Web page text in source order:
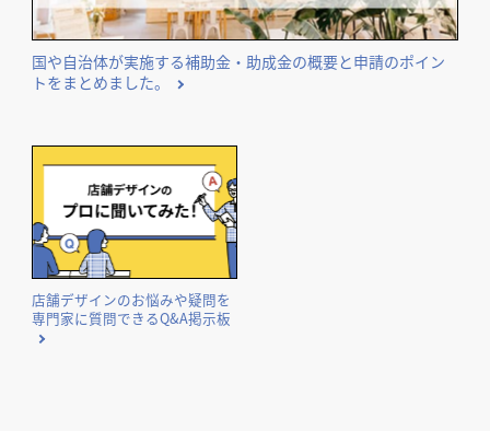
ダイニング・バー
ダイニング・バー
国や自治体が実施する補助金・助成金の概要と申請のポイン
トをまとめました。
店舗デザインのお悩みや疑問を
専門家に質問できるQ&A掲示板